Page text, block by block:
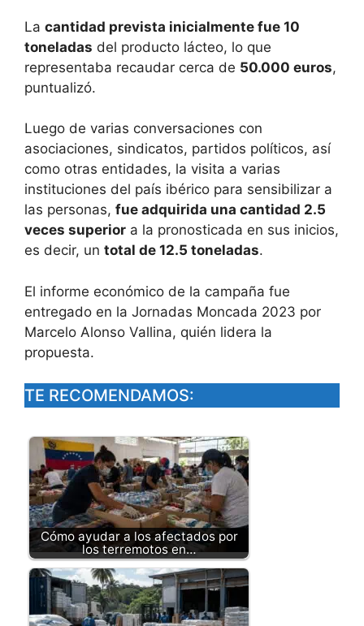
La cantidad prevista inicialmente fue 10
toneladas del producto lácteo, lo que
representaba recaudar cerca de 50.000 euros,
puntualizó.
Luego de varias conversaciones con
asociaciones, sindicatos, partidos políticos, así
como otras entidades, la visita a varias
instituciones del país ibérico para sensibilizar a
las personas, fue adquirida una cantidad 2.5
veces superior a la pronosticada en sus inicios,
es decir, un total de 12.5 toneladas.
El informe económico de la campaña fue
entregado en la Jornadas Moncada 2023 por
Marcelo Alonso Vallina, quién lidera la
propuesta.
TE RECOMENDAMOS:
Cómo ayudar a los afectados por
los terremotos en…